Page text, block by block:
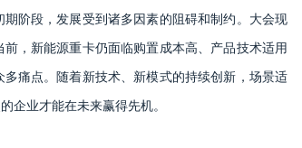
阶段，发展受到诸多因素的阻碍和制约。大会现
，新能源重卡仍面临购置成本高、产品技术适用
痛点。随着新技术、新模式的持续创新，场景适
企业才能在未来赢得先机。